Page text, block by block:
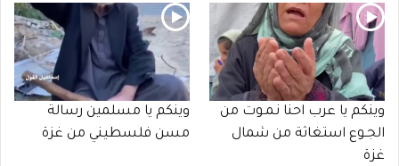
وينكم يا عرب احنا نـمـوت من
الجـوع استغاثة من شمال
غزة
وينكم يا مسلمين رسالة
مسن فلسطيني من غزة